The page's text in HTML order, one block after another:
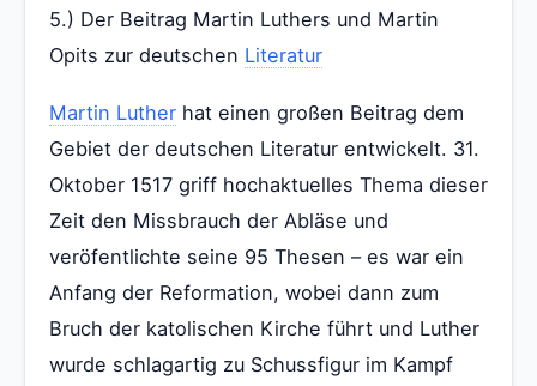
5.) Der Beitrag Martin Luthers und Martin
Opits zur deutschen Literatur
Martin Luther hat einen großen Beitrag dem
Gebiet der deutschen Literatur entwickelt. 31.
Oktober 1517 griff hochaktuelles Thema dieser
Zeit den Missbrauch der Abläse und
veröfentlichte seine 95 Thesen – es war ein
Anfang der Reformation, wobei dann zum
Bruch der katolischen Kirche führt und Luther
wurde schlagartig zu Schussfigur im Kampf